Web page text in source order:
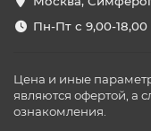
Пн-Пт с 9,00-18,00
Цена и иные
являются офертой, а
ознакомления.